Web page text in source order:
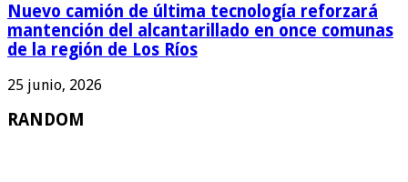
Nuevo camión de última tecnología reforzará
mantención del alcantarillado en once comunas
de la región de Los Ríos
25 junio, 2026
RANDOM